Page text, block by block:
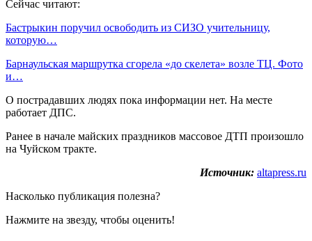
Сейчас читают:
Бастрыкин поручил освободить из СИЗО учительницу,
которую…
Барнаульская маршрутка сгорела «до скелета» возле ТЦ. Фото
и…
О пострадавших людях пока информации нет. На месте
работает ДПС.
Ранее в начале майских праздников массовое ДТП произошло
на Чуйском тракте.
Источник: altapress.ru
Насколько публикация полезна?
Нажмите на звезду, чтобы оценить!